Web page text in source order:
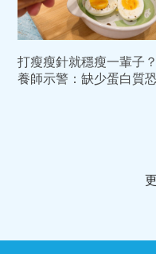
打瘦瘦針就穩瘦一輩子
養師示警：缺少蛋白質